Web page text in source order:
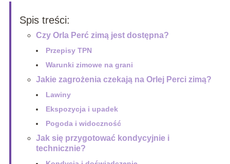
Spis treści:
Czy Orla Perć zimą jest dostępna?
Przepisy TPN
Warunki zimowe na grani
Jakie zagrożenia czekają na Orlej Perci zimą?
Lawiny
Ekspozycja i upadek
Pogoda i widoczność
Jak się przygotować kondycyjnie i
technicznie?